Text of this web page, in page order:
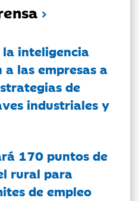
inteligencia
las empresas a
de
industriales y
170 puntos de
rural para
de empleo